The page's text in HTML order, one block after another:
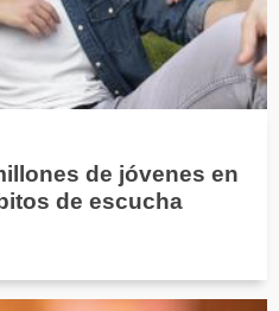
de jóvenes en
de escucha